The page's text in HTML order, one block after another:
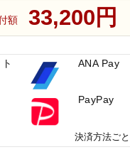
額 33,200円
ANA Pay
PayPay
決済方法ご